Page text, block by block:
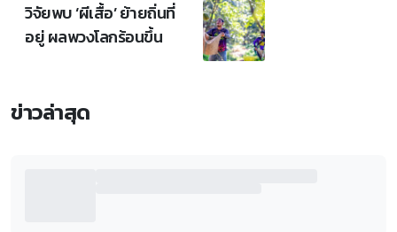
วิจัยพบ ‘ผีเสื้อ’ ย้ายถิ่นที่
อยู่ ผลพวงโลกร้อนขึ้น
ข่าวล่าสุด